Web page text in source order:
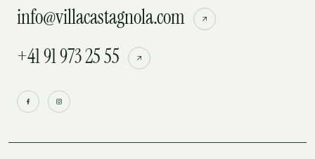
info@villacastagnola.com
+41 91 973 25 55